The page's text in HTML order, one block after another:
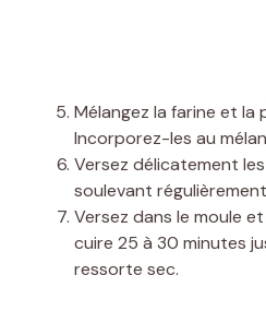
Mélangez la farine et la
Incorporez-les au
Versez délicatement
soulevant
Versez dans le moule
cuire 25 à 30 minutes
ressorte sec.